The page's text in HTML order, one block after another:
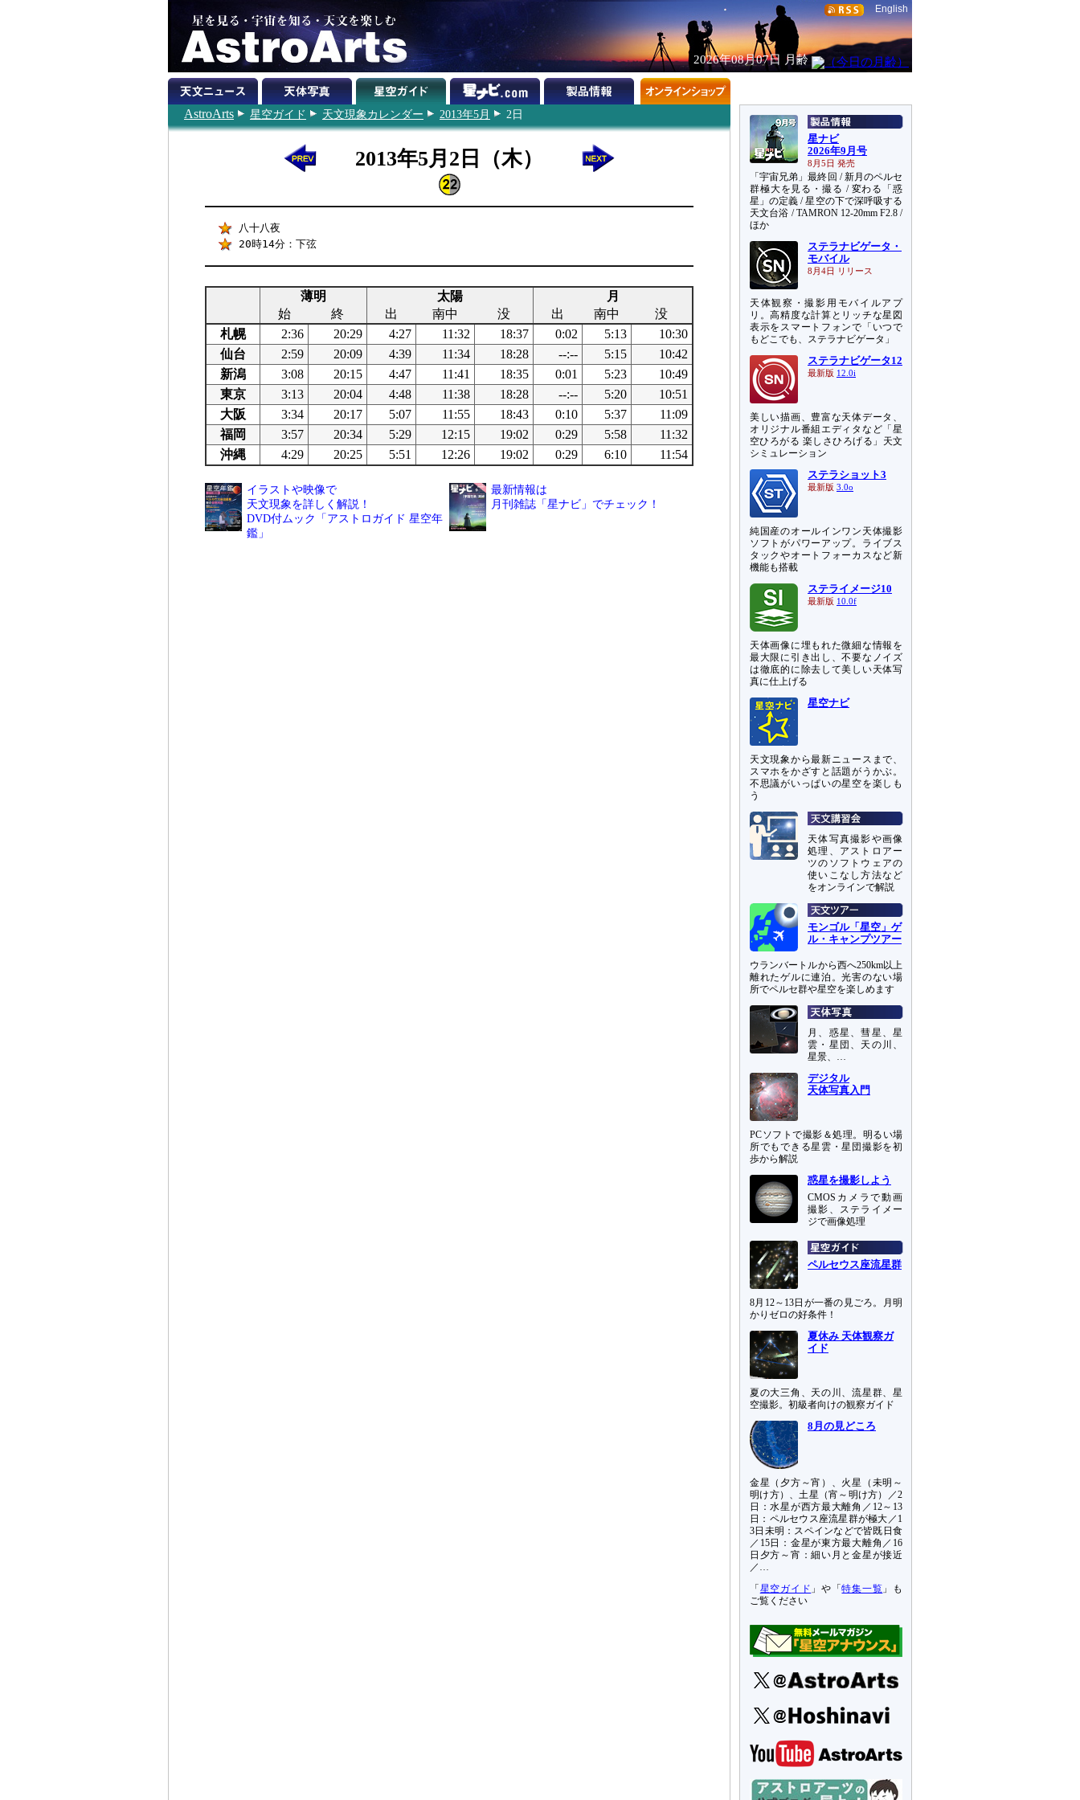
English
2026年08月07日 月齢
AstroArts 星空ガイド 天文現象カレンダー 2013年5月 2日
2013年5月2日（木）
八十八夜
20時14分：下弦
薄明 太陽
月
始
終 出 南中 没 出 南中
没
札幌
2:36 20:29 4:27 11:32 18:37 0:02 5:13
10:30
仙台
2:59 20:09 4:39 11:34 18:28 --:-- 5:15
10:42
新潟
3:08 20:15 4:47 11:41 18:35 0:01 5:23
10:49
東京
3:13 20:04 4:48 11:38 18:28 --:-- 5:20
10:51
大阪
3:34 20:17 5:07 11:55 18:43 0:10 5:37
11:09
福岡
3:57 20:34 5:29 12:15 19:02 0:29 5:58
11:32
沖縄
4:29 20:25 5:51 12:26 19:02 0:29 6:10 11:54
イラストや映像で
天文現象を詳しく解説！
DVD付ムック「アストロガイド 星空年
鑑」
最新情報は
月刊雑誌「星ナビ」でチェック！
星ナビ
2026年9月号
8月5日 発売
「宇宙兄弟」最終回 / 新月のペルセ
群極大を見る・撮る / 変わる「惑
星」の定義 / 星空の下で深呼吸する
天文台浴 / TAMRON 12-20mm F2.8 /
ほか
ステラナビゲータ・
モバイル
8月4日 リリース
天体観察・撮影用モバイルアプ
リ。高精度な計算とリッチな星図
表示をスマートフォンで「いつで
もどこでも、ステラナビゲータ」
ステラナビゲータ12
最新版 12.0i
美しい描画、豊富な天体データ、
オリジナル番組エディタなど「星
空ひろがる 楽しさひろげる」天文
シミュレーション
ステラショット3
最新版 3.0o
純国産のオールインワン天体撮影
ソフトがパワーアップ。ライブス
タックやオートフォーカスなど新
機能も搭載
ステライメージ10
最新版 10.0f
天体画像に埋もれた微細な情報を
最大限に引き出し、不要なノイズ
は徹底的に除去して美しい天体写
真に仕上げる
星空ナビ
天文現象から最新ニュースまで、
スマホをかざすと話題がうかぶ。
不思議がいっぱいの星空を楽しも
う
天体写真撮影や画像
処理、アストロアー
ツのソフトウェアの
使いこなし方法など
をオンラインで解説
モンゴル「星空」ゲ
ル・キャンプツアー
ウランバートルから西へ250km以上
離れたゲルに連泊。光害のない場
所でペルセ群や星空を楽しめます
月、惑星、彗星、星
雲・星団、天の川、
星景、…
デジタル
天体写真入門
PCソフトで撮影＆処理。明るい場
所でもできる星雲・星団撮影を初
歩から解説
惑星を撮影しよう
CMOSカメラで動画
撮影、ステライメー
ジで画像処理
ペルセウス座流星群
8月12～13日が一番の見ごろ。月明
かりゼロの好条件！
夏休み 天体観察ガ
イド
夏の大三角、天の川、流星群、星
空撮影。初級者向けの観察ガイド
8月の見どころ
金星（夕方～宵）、火星（未明～
明け方）、土星（宵～明け方）／2
日：水星が西方最大離角／12～13
日：ペルセウス座流星群が極大／1
3日未明：スペインなどで皆既日食
／15日：金星が東方最大離角／16
日夕方～宵：細い月と金星が接近
／…
「 星空ガイド 」や「特集一覧 」も
ご覧ください